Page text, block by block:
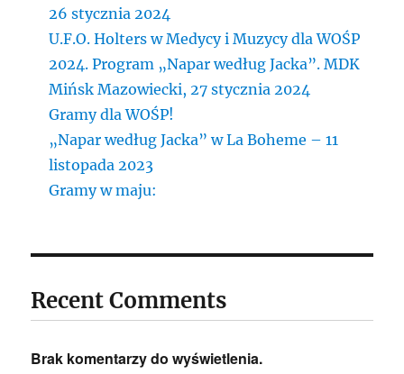
26 stycznia 2024
U.F.O. Holters w Medycy i Muzycy dla WOŚP
2024. Program „Napar według Jacka”. MDK
Mińsk Mazowiecki, 27 stycznia 2024
Gramy dla WOŚP!
„Napar według Jacka” w La Boheme – 11
listopada 2023
Gramy w maju:
Recent Comments
Brak komentarzy do wyświetlenia.